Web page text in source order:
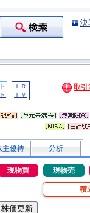
決
ＩＲ
ＴＶ
取引
主優待 分析
現物買 現物売
積